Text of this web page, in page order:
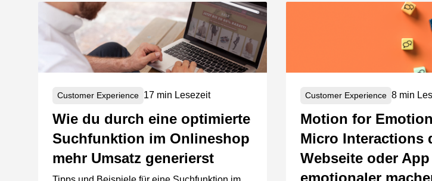
Customer Experience 17 min Lesezeit
Wie du durch eine optimierte
Suchfunktion im Onlineshop
mehr Umsatz generierst
Customer Experience 8 min
Motion for
Micro Interactions
Webseite oder App
emotionaler